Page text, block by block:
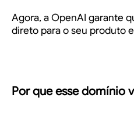
Agora, a OpenAI garante
direto para o seu produto
Por que esse domínio